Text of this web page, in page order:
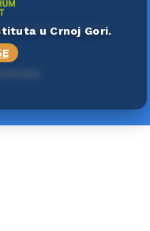
u Crnoj Gori.